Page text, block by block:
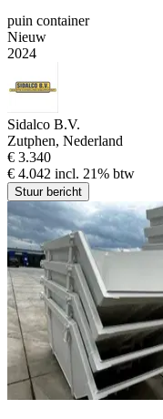
puin container
Nieuw
2024
Sidalco B.V.
Zutphen, Nederland
€ 3.340
€ 4.042 incl. 21% btw
Stuur bericht